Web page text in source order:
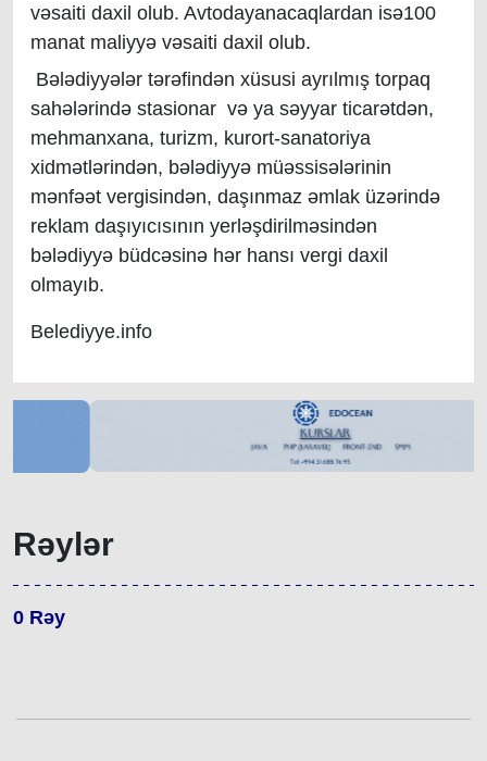
vəsaiti daxil olub. Avtodayanacaqlardan isə100
manat maliyyə vəsaiti daxil olub.
Bələdiyyələr tərəfindən xüsusi ayrılmış torpaq
sahələrində stasionar və ya səyyar ticarətdən,
mehmanxana, turizm, kurort-sanatoriya
xidmətlərindən, bələdiyyə müəssisələrinin
mənfəət vergisindən, daşınmaz əmlak üzərində
reklam daşıyıcısının yerləşdirilməsindən
bələdiyyə büdcəsinə hər hansı vergi daxil
olmayıb.
Belediyye.info
Rəylər
0 Rəy